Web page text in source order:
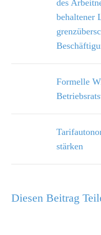
des
behaltener
Formelle
Diesen Beitrag